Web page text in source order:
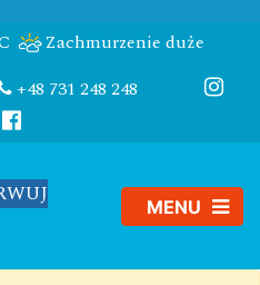
Zachmurzenie duże
+48 731 248 248